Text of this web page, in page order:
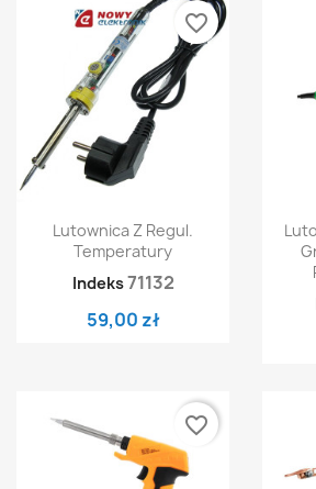
Lutownica Z Regul.
Temperatury
Indeks71132
59,00 zł
favorite_border
favorite_border